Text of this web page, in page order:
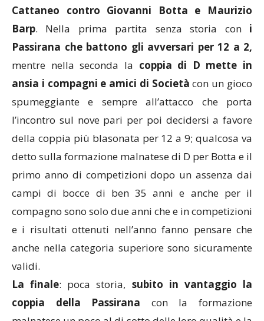
Cattaneo contro Giovanni Botta e Maurizio
Barp. Nella prima partita senza storia con i
Passirana che battono gli avversari per 12 a 2,
mentre nella seconda la coppia di D mette in
ansia i compagni e amici di Società con un gioco
spumeggiante e sempre all’attacco che porta
l’incontro sul nove pari per poi decidersi a favore
della coppia più blasonata per 12 a 9; qualcosa va
detto sulla formazione malnatese di D per Botta e il
primo anno di competizioni dopo un assenza dai
campi di bocce di ben 35 anni e anche per il
compagno sono solo due anni che e in competizioni
e i risultati ottenuti nell’anno fanno pensare che
anche nella categoria superiore sono sicuramente
validi.
La finale: poca storia, subito in vantaggio la
coppia della Passirana con la formazione